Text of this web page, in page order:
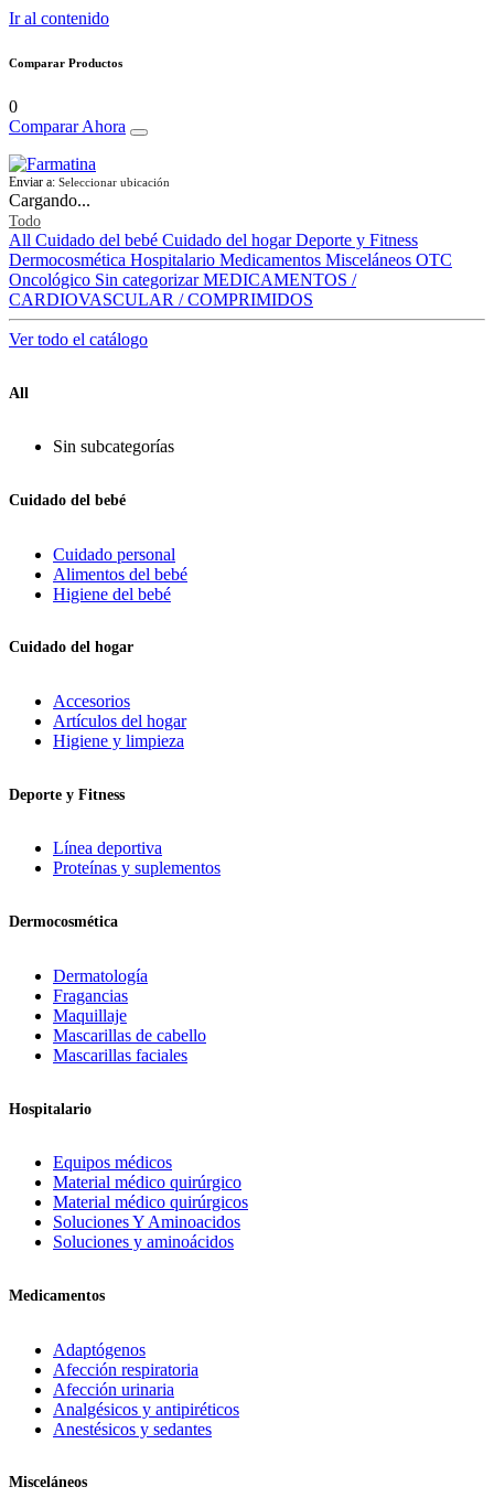
Ir al contenido
Comparar Productos
0
Comparar Ahora
Enviar a: Seleccionar ubicación
Cargando...
Todo
All Cuidado del bebé Cuidado del hogar Deporte y Fitness
Dermocosmética Hospitalario Medicamentos Misceláneos OTC
Oncológico Sin categorizar MEDICAMENTOS /
CARDIOVASCULAR / COMPRIMIDOS
Ver todo el catálogo
All
Sin subcategorías
Cuidado del bebé
Cuidado personal
Alimentos del bebé
Higiene del bebé
Cuidado del hogar
Accesorios
Artículos del hogar
Higiene y limpieza
Deporte y Fitness
Línea deportiva
Proteínas y suplementos
Dermocosmética
Dermatología
Fragancias
Maquillaje
Mascarillas de cabello
Mascarillas faciales
Hospitalario
Equipos médicos
Material médico quirúrgico
Material médico quirúrgicos
Soluciones Y Aminoacidos
Soluciones y aminoácidos
Medicamentos
Adaptógenos
Afección respiratoria
Afección urinaria
Analgésicos y antipiréticos
Anestésicos y sedantes
Misceláneos